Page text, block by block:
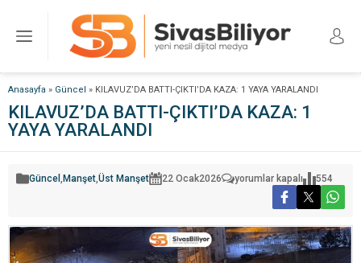
Anasayfa » Güncel » KILAVUZ’DA BATTI-ÇIKTI’DA KAZA: 1 YAYA YARALANDI
KILAVUZ’DA BATTI-ÇIKTI’DA KAZA: 1
YAYA YARALANDI
Güncel , Manşet,Üst Manşet 22 Ocak2026
KILAVUZ’DA
1
YAYA
YARALANDI
için
yorumlar kapalı 554